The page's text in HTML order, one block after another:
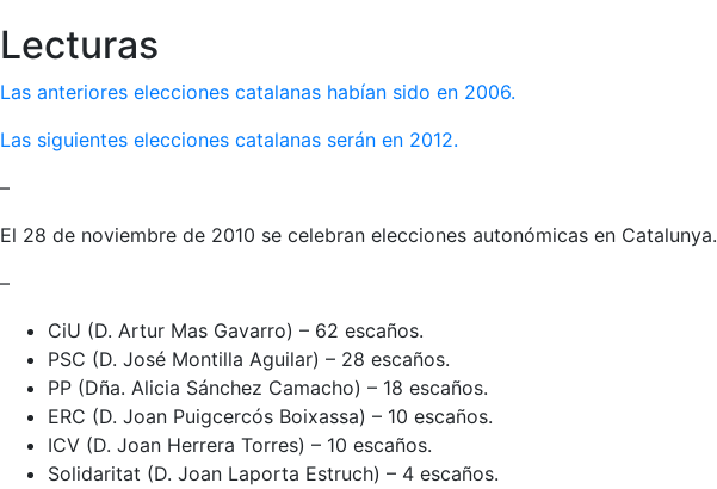
Lecturas
Las anteriores elecciones catalanas habían sido en 2006.
Las siguientes elecciones catalanas serán en 2012.
–
El 28 de noviembre de 2010 se celebran elecciones autonómicas en Catalunya.
–
CiU (D. Artur Mas Gavarro) – 62 escaños.
PSC (D. José Montilla Aguilar) – 28 escaños.
PP (Dña. Alicia Sánchez Camacho) – 18 escaños.
ERC (D. Joan Puigcercós Boixassa) – 10 escaños.
ICV (D. Joan Herrera Torres) – 10 escaños.
Solidaritat (D. Joan Laporta Estruch) – 4 escaños.